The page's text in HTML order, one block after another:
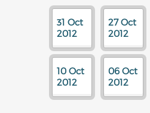
31 Oct
2012
27 Oct
2012
10 Oct
2012
06 Oct
2012